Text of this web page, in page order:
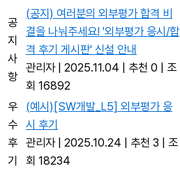
공
지
사
항
(공지) 여러분의 외부평가 합격 비
결을 나눠주세요! '외부평가 응시/합
격 후기 게시판' 신설 안내
관리자 | 2025.11.04 | 추천 0 | 조
회 16892
우
수
후
기
(예시)[SW개발_L5] 외부평가 응
시 후기
관리자 | 2025.10.24 | 추천 3 | 조
회 18234